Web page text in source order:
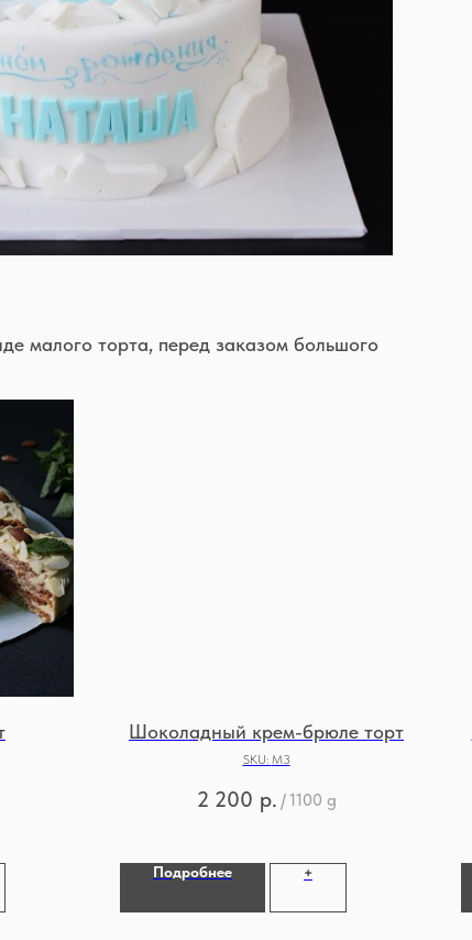
малого торта, перед заказом большого
Шоколадный крем-брюле торт
SKU: М3
2 200 р. /1100 g
Подробнее +